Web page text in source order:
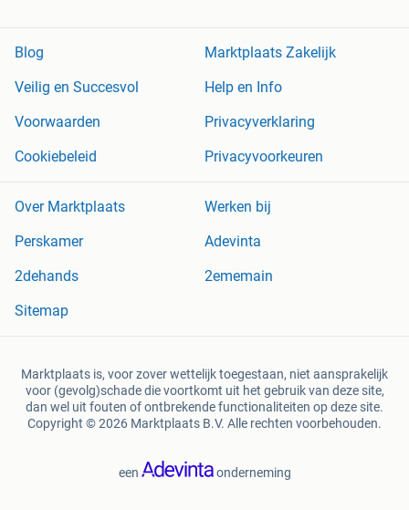
Blog
Marktplaats Zakelijk
Veilig en Succesvol
Help en Info
Voorwaarden
Privacyverklaring
Cookiebeleid
Privacyvoorkeuren
Over Marktplaats
Werken bij
Perskamer
Adevinta
2dehands
2ememain
Sitemap
Marktplaats is, voor zover wettelijk toegestaan, niet aansprakelijk
voor (gevolg)schade die voortkomt uit het gebruik van deze site,
dan wel uit fouten of ontbrekende functionaliteiten op deze site.
Copyright © 2026 Marktplaats B.V. Alle rechten voorbehouden.
een onderneming